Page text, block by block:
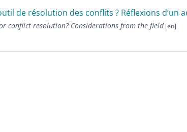
de résolution des conflits ? Réflexions d’un
conflict resolution? Considerations from the field